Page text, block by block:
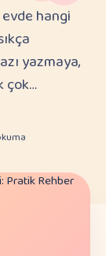
hangi
yazmaya,
çok…